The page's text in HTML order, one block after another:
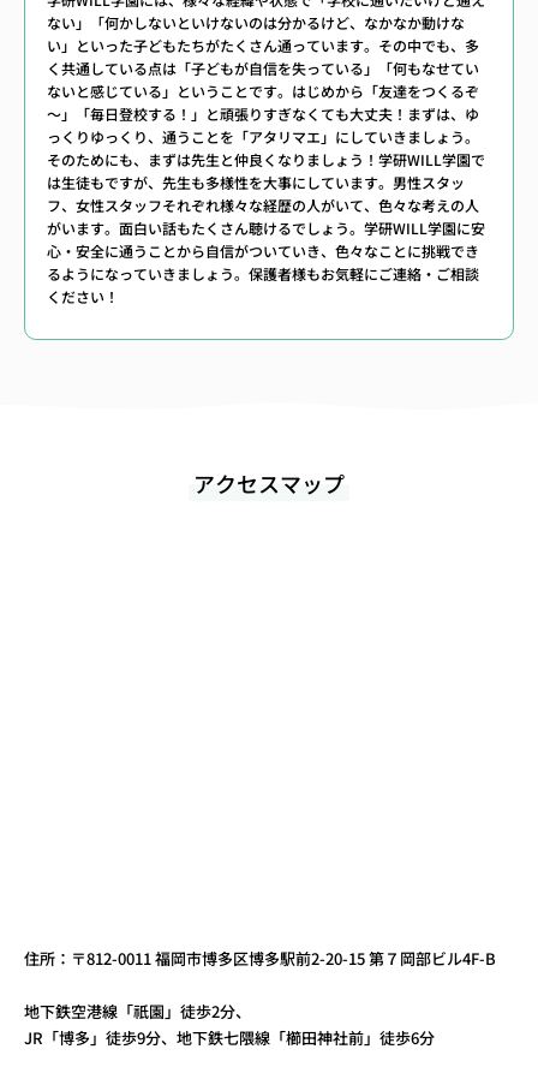
ない」「何かしないといけないのは分かるけど、なかなか動けな
い」といった子どもたちがたくさん通っています。その中でも、多
く共通している点は「子どもが自信を失っている」「何もなせてい
ないと感じている」ということです。はじめから「友達をつくるぞ
～」「毎日登校する！」と頑張りすぎなくても大丈夫！まずは、ゆ
っくりゆっくり、通うことを「アタリマエ」にしていきましょう。
そのためにも、まずは先生と仲良くなりましょう！学研WILL学園で
は生徒もですが、先生も多様性を大事にしています。男性スタッ
フ、女性スタッフそれぞれ様々な経歴の人がいて、色々な考えの人
がいます。面白い話もたくさん聴けるでしょう。学研WILL学園に安
心・安全に通うことから自信がついていき、色々なことに挑戦でき
るようになっていきましょう。保護者様もお気軽にご連絡・ご相談
ください！
アクセスマップ
住所：〒812-0011 福岡市博多区博多駅前2-20-15 第７岡部ビル4F-B
地下鉄空港線「祇園」徒歩2分、
JR「博多」徒歩9分、地下鉄七隈線「櫛田神社前」徒歩6分